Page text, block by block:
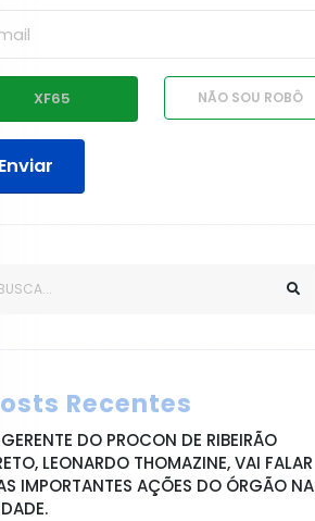
Enviar
Recentes
DO PROCON DE RIBEIRÃO
LEONARDO THOMAZINE, VAI FALAR
IMPORTANTES AÇÕES DO ÓRGÃO NA